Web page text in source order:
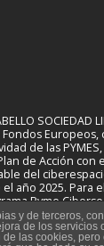
y de terceros,
de los servicios
las cookies,
SOCIEDAD
Europeos,
de las
de Acción con
del
año 2025. Para
Pyme